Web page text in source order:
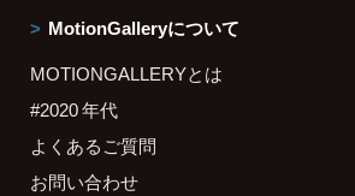
MotionGalleryについて
MOTIONGALLERYとは
#2020 年代
よくあるご質問
お問い合わせ